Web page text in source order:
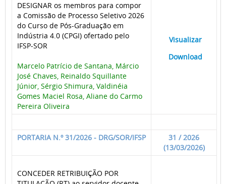
DESIGNAR os membros para compor
a Comissão de Processo Seletivo 2026
do Curso de Pós-Graduação em
Indústria 4.0 (CPGI) ofertado pelo
IFSP-SOR
Marcelo Patrício de Santana, Márcio
José Chaves, Reinaldo Squillante
Júnior, Sérgio Shimura, Valdinéia
Gomes Maciel Rosa, Aliane do Carmo
Pereira Oliveira
Visualizar
Download
PORTARIA N.º 31/2026 - DRG/SOR/IFSP
31 / 2026
(13/03/2026)
CONCEDER RETRIBUIÇÃO POR